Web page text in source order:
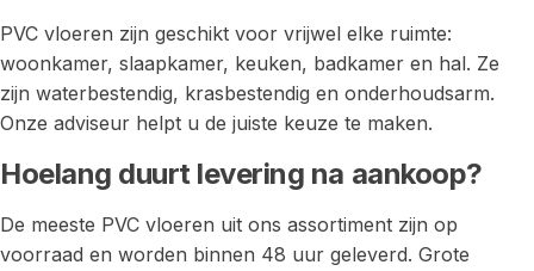
PVC vloeren zijn geschikt voor vrijwel elke ruimte:
woonkamer, slaapkamer, keuken, badkamer en hal. Ze
zijn waterbestendig, krasbestendig en onderhoudsarm.
Onze adviseur helpt u de juiste keuze te maken.
Hoelang duurt levering na aankoop?
De meeste PVC vloeren uit ons assortiment zijn op
voorraad en worden binnen 48 uur geleverd. Grote